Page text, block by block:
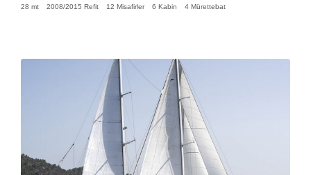
28 mt 2008/2015 Refit 12 Misafirler 6 Kabin 4 Mürettebat